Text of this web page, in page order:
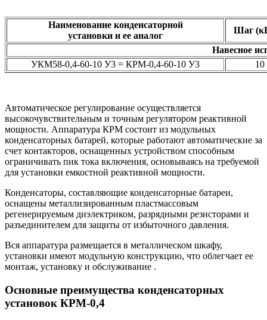
Наименование конденсаторной
установки и ее аналог
Шаг
Навесное
УКМ58-0,4-60-10 У3 = КРМ-0,4-60-10 У3
10
Автоматическое регулирование осуществляется
высокочувствительным и точным регулятором реактивной
мощности. Аппаратура КРМ состоит из модульных
конденсаторных батарей, которые работают автоматические за
счет контакторов, оснащенных устройством способным
ограничивать пик тока включения, основываясь на требуемой
для установки емкостной реактивной мощности.
Конденсаторы, составляющие конденсаторные батареи,
оснащены металлизированным пластмассовым
регенерируемым диэлектриком, разрядными резисторами и
разъединителем для защиты от избыточного давления.
Вся аппаратура размещается в металлическом шкафу,
установки имеют модульную конструкцию, что облегчает ее
монтаж, установку и обслуживание .
Основные преимущества конденсаторных
установок КРМ-0,4